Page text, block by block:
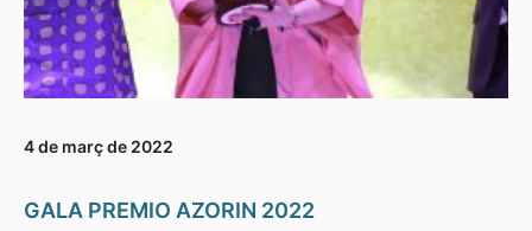
4 de març de 2022
GALA PREMIO AZORIN 2022